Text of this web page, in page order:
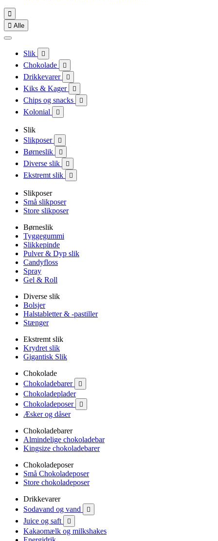

 Alle
Slik 
Chokolade 
Drikkevarer 
Kiks & Kager 
Chips og snacks 
Kolonial 
Slik
Slikposer

Børneslik 
Diverse slik 
Ekstremt slik 
Slikposer
Små slikposer
Store slikposer
Børneslik
Tyggegummi
Slikkepinde
Pulver & Dyp slik
Candyfloss
Spray
Gel & Roll
Diverse slik
Bolsjer
Halstabletter & -pastiller
Stænger
Ekstremt slik
Krydret slik
Gigantisk Slik
Chokolade
Chokoladebarer

Chokoladeplader
Chokoladeposer

Æsker og dåser
Chokoladebarer
Almindelige chokoladebar
Kingsize chokoladebarer
Chokoladeposer
Små Chokoladeposer
Store chokoladeposer
Drikkevarer
Sodavand og vand

Juice og saft 
Kakaomælk og milkshakes